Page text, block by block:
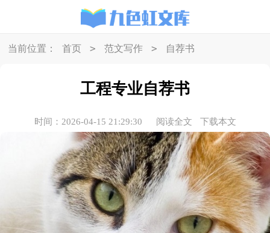
当前位置： 首页 > 范文写作 > 自荐书
工程专业自荐书
时间：2026-04-15 21:29:30 阅读全文 下载本文